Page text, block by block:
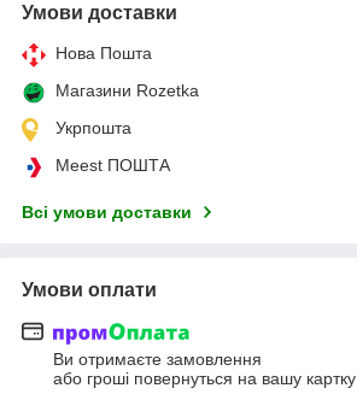
Умови доставки
Нова Пошта
Магазини Rozetka
Укрпошта
Meest ПОШТА
Всі умови доставки
Умови оплати
Ви отримаєте замовлення
або гроші повернуться на вашу картку